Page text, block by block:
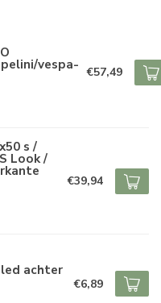
vespa- €57,49
s /
Look /
€39,94
led achter
€6,89